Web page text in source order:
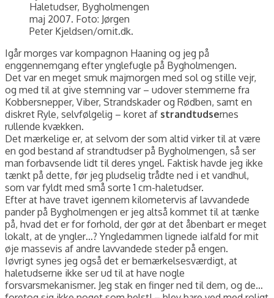
Haletudser, Bygholmengen
maj 2007. Foto: Jørgen
Peter Kjeldsen/ornit.dk.
Igår morges var kompagnon Haaning og jeg på
enggennemgang efter ynglefugle på Bygholmengen.
Det var en meget smuk majmorgen med sol og stille vejr,
og med til at give stemning var – udover stemmerne fra
Kobbersnepper, Viber, Strandskader og Rødben, samt en
diskret Ryle, selvfølgelig – koret af strandtudsernes
rullende kvækken.
Det mærkelige er, at selvom der som altid virker til at være
en god bestand af strandtudser på Bygholmengen, så ser
man forbavsende lidt til deres yngel. Faktisk havde jeg ikke
tænkt på dette, før jeg pludselig trådte ned i et vandhul,
som var fyldt med små sorte 1 cm-haletudser.
Efter at have travet igennem kilometervis af lavvandede
pander på Bygholmengen er jeg altså kommet til at tænke
på, hvad det er for forhold, der gør at det åbenbart er meget
lokalt, at de yngler…? Yngledammen lignede ialfald for mit
øje massevis af andre lavvandede steder på engen.
Iøvrigt synes jeg også det er bemærkelsesværdigt, at
haletudserne ikke ser ud til at have nogle
forsvarsmekanismer. Jeg stak en finger ned til dem, og de…